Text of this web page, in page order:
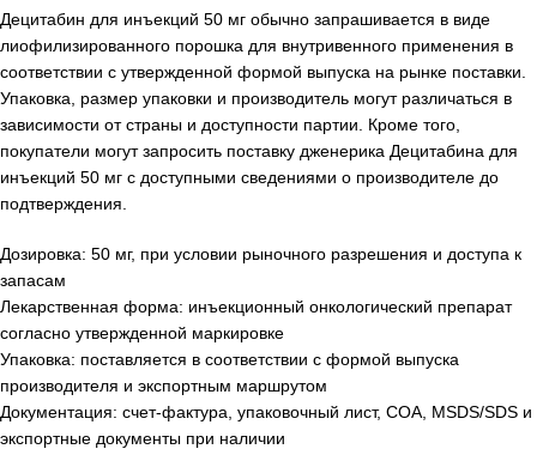
Децитабин для инъекций 50 мг обычно запрашивается в виде
лиофилизированного порошка для внутривенного применения в
соответствии с утвержденной формой выпуска на рынке поставки.
Упаковка, размер упаковки и производитель могут различаться в
зависимости от страны и доступности партии. Кроме того,
покупатели могут запросить поставку дженерика Децитабина для
инъекций 50 мг с доступными сведениями о производителе до
подтверждения.
Дозировка: 50 мг, при условии рыночного разрешения и доступа к
запасам
Лекарственная форма: инъекционный онкологический препарат
согласно утвержденной маркировке
Упаковка: поставляется в соответствии с формой выпуска
производителя и экспортным маршрутом
Документация: счет-фактура, упаковочный лист, COA, MSDS/SDS и
экспортные документы при наличии